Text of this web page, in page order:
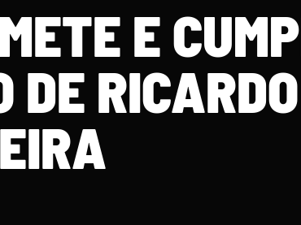
E
DE RICARDO